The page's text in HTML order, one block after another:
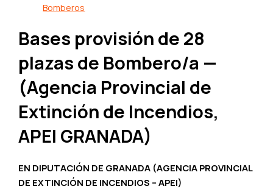
Bomberos
Bases provisión de 28
plazas de Bombero/a —
(Agencia Provincial de
Extinción de Incendios,
APEI GRANADA)
EN DIPUTACIÓN DE GRANADA (AGENCIA PROVINCIAL
DE EXTINCIÓN DE INCENDIOS – APEI)